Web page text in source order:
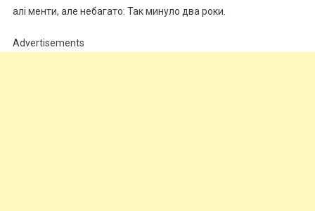
алі менти, але небагато. Так минуло два роки.
Advertisements